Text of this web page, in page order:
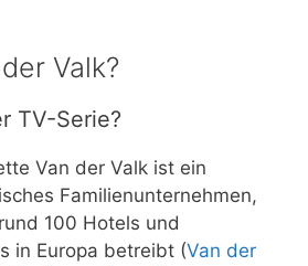
Valk?
TV-Serie?
Van der Valk ist ein
Familienunternehmen,
100 Hotels und
in Europa betreibt (Van der